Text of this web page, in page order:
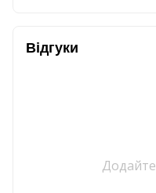
Відгуки